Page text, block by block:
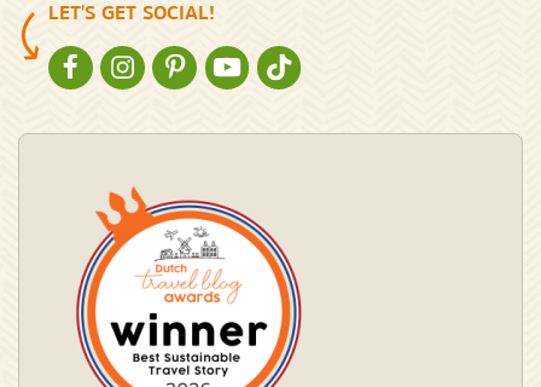
LET'S GET SOCIAL!
NATURESCANNER OP FACEBOOK
NATURESCANNER OP INSTAGRAM
NATURESCANNER OP PINTEREST
NATURESCANNER OP YOUTUBE
NATURESCANNER OP TIKTOK